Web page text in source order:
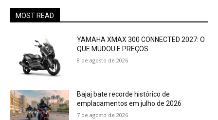
MOST READ
YAMAHA XMAX 300 CONNECTED 2027: O
QUE MUDOU E PREÇOS
8 de agosto de 2026
Bajaj bate recorde histórico de
emplacamentos em julho de 2026
7 de agosto de 2026